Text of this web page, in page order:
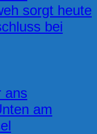
sorgt heute
bei
ans
am